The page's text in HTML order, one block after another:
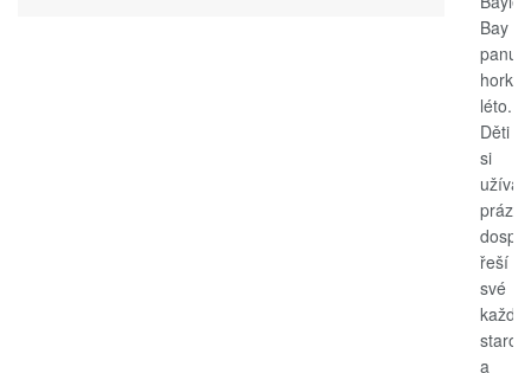
Bay
panuje
horké
léto.
Děti
si
užívají
řeší
své
a